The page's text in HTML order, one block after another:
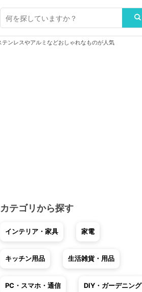
ンレスやアルミなどおしゃれなものが人気
カテゴリから探す
インテリア・家具 家電
キッチン用品 生活雑貨・用品
PC・スマホ・通信 DIY・ガーデニング